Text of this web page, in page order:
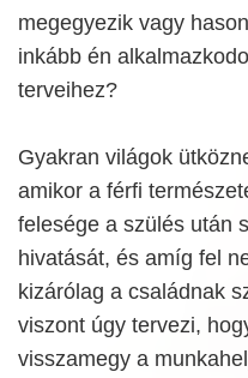
megegyezik vagy
inkább én
terveihez?
Gyakran világok
amikor a férfi
felesége a szülés után
hivatását, és amíg fel
kizárólag a családnak
viszont úgy tervezi,
visszamegy a